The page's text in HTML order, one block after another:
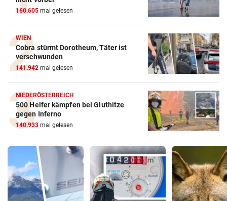
160.605 mal gelesen
WIEN
Cobra stürmt Dorotheum, Täter ist
verschwunden
141.942 mal gelesen
NIEDERÖSTERREICH
500 Helfer kämpfen bei Gluthitze
gegen Inferno
140.933 mal gelesen